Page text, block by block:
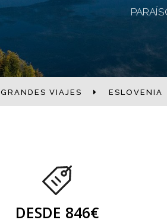
GRANDES VIAJES ESLOVENIA
DESDE 846€